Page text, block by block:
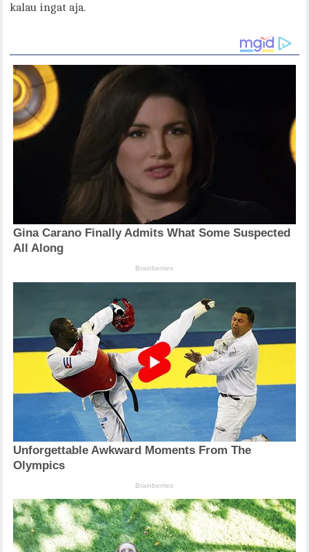
kalau ingat aja.